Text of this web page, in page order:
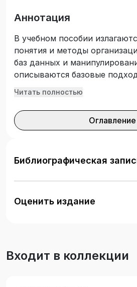
Аннотация
В учебном пособии
понятия и методы
баз данных и
описываются базовые
проектированию
данных, обсуждаются
манипуляционная и
функциональными
реляционных баз данных на
нормализации, а также
проектированию
Читать полностью
Оглавление
Библиографическая
Оценить издание
Входит в коллекции